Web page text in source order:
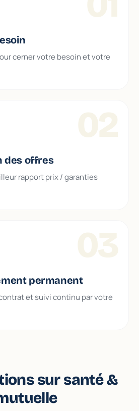
cerner votre besoin et votre
02
des offres
rapport prix / garanties
03
permanent
et suivi continu par votre
sur santé &